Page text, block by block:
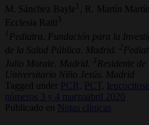
M. Sánchez Bayle 1 , R. Martín Martín
Ecclesia Raiti
3
1 Pediatra. Fundación para la
de la Salud Pública. Madrid.
2
Julio Morate. Madrid.
3 Residente
Universitario Niño Jesús. Madrid
Tagged under
PCR, PCT,
números 3 y 4 marzoabril 2020
Publicado en
Notas clínicas